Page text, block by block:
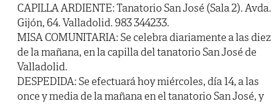
CAPILLA ARDIENTE: Tanatorio San José (Sala 2). Avda.
Gijón, 64. Valladolid. 983 344233.
MISA COMUNITARIA: Se celebra diariamente a las diez
de la mañana, en la capilla del tanatorio San José de
Valladolid.
DESPEDIDA: Se efectuará hoy miércoles, día 14, a las
once y media de la mañana en el tanatorio San José, y